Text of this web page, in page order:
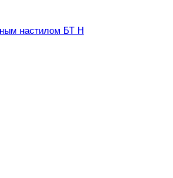
настилом БТ Н